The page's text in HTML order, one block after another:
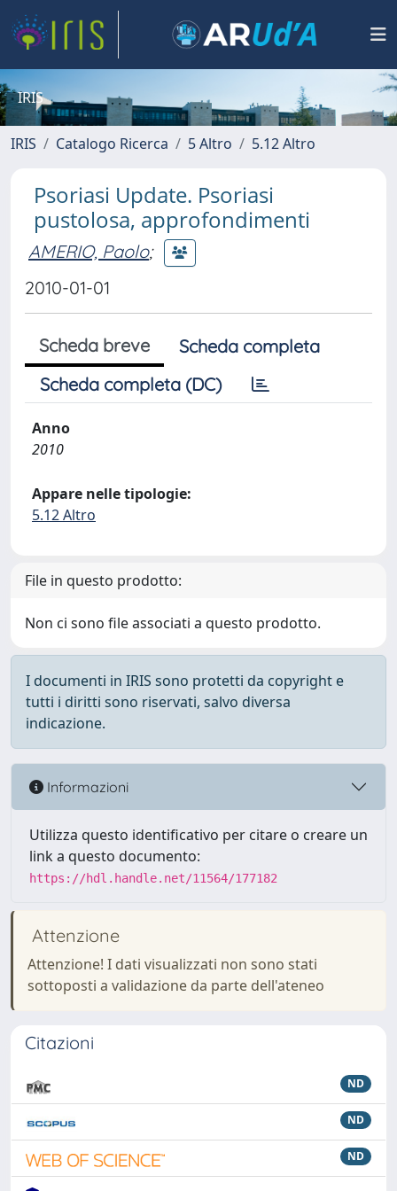
IRIS
IRIS Catalogo Ricerca 5 Altro 5.12 Altro
Psoriasi Update. Psoriasi
pustolosa, approfondimenti
AMERIO, Paolo;
2010-01-01
Scheda breve
Scheda completa
Scheda completa (DC)
Anno
2010
Appare nelle tipologie:
5.12 Altro
File in questo prodotto:
Non ci sono file associati a questo prodotto.
I documenti in IRIS sono protetti da copyright e
tutti i diritti sono riservati, salvo diversa
indicazione.
Informazioni
Utilizza questo identificativo per citare o creare un
link a questo documento:
https://hdl.handle.net/11564/177182
Attenzione
Attenzione! I dati visualizzati non sono stati
sottoposti a validazione da parte dell'ateneo
Citazioni
ND
ND
ND